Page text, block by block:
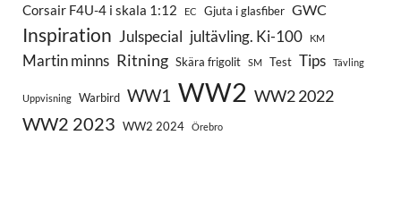
Corsair F4U-4 i skala 1:12 EC Gjuta i glasfiber GWC
Inspiration Julspecial jultävling. Ki-100 KM
Martin minns Ritning Skära frigolit SM Test Tips Tävling
Uppvisning Warbird WW1 WW2 WW2 2022
WW2 2023 WW2 2024 Örebro